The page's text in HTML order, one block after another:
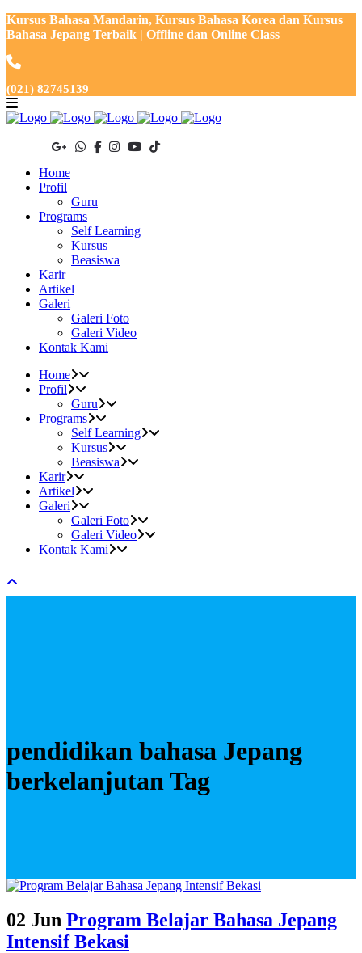
Kursus Bahasa Mandarin, Kursus Bahasa Korea dan Kursus
Bahasa Jepang Terbaik | Offline dan Online Class
(021) 82745139
Home
Profil
Guru
Programs
Self Learning
Kursus
Beasiswa
Karir
Artikel
Galeri
Galeri Foto
Galeri Video
Kontak Kami
Home
Profil
Guru
Programs
Self Learning
Kursus
Beasiswa
Karir
Artikel
Galeri
Galeri Foto
Galeri Video
Kontak Kami
pendidikan bahasa Jepang
berkelanjutan Tag
02 Jun Program Belajar Bahasa Jepang
Intensif Bekasi